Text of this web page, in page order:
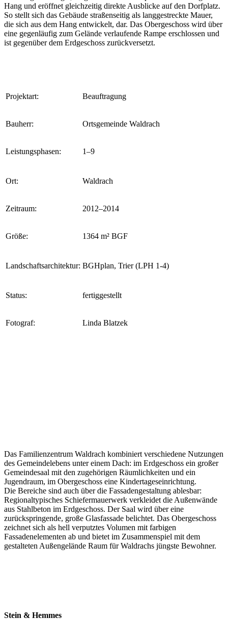
Hang und eröffnet gleichzeitig direkte Ausblicke auf den Dorfplatz.
So stellt sich das Gebäude straßenseitig als langgestreckte Mauer,
die sich aus dem Hang entwickelt, dar. Das Obergeschoss wird über
eine gegenläufig zum Gelände verlaufende Rampe erschlossen und
ist gegenüber dem Erdgeschoss zurückversetzt.
Projektart: Beauftragung
Bauherr: Ortsgemeinde Waldrach
Leistungsphasen: 1–9
Ort: Waldrach
Zeitraum: 2012–2014
Größe: 1364 m² BGF
Landschaftsarchitektur: BGHplan, Trier (LPH 1-4)
Status: fertiggestellt
Fotograf: Linda Blatzek
Das Familienzentrum Waldrach kombiniert verschiedene Nutzungen
des Gemeindelebens unter einem Dach: im Erdgeschoss ein großer
Gemeindesaal mit den zugehörigen Räumlichkeiten und ein
Jugendraum, im Obergeschoss eine Kindertageseinrichtung.
Die Bereiche sind auch über die Fassadengestaltung ablesbar:
Regionaltypisches Schiefermauerwerk verkleidet die Außenwände
aus Stahlbeton im Erdgeschoss. Der Saal wird über eine
zurückspringende, große Glasfassade belichtet. Das Obergeschoss
zeichnet sich als hell verputztes Volumen mit farbigen
Fassadenelementen ab und bietet im Zusammenspiel mit dem
gestalteten Außengelände Raum für Waldrachs jüngste Bewohner.
Stein & Hemmes